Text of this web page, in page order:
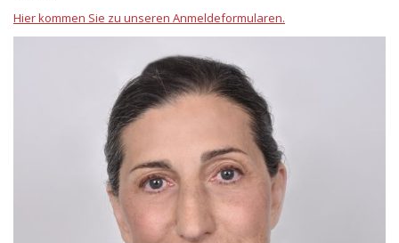
Hier kommen Sie zu unseren Anmeldeformularen.